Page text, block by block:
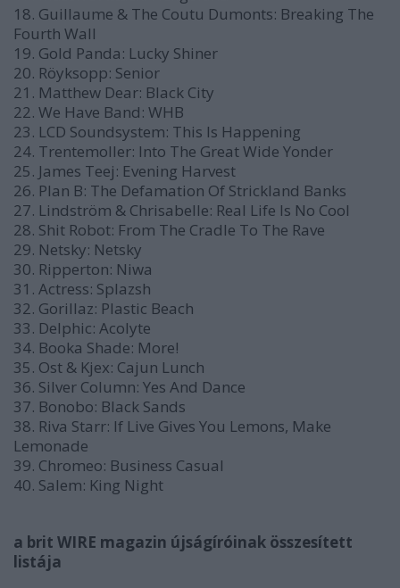
18. Guillaume & The Coutu Dumonts: Breaking The
Fourth Wall
19. Gold Panda: Lucky Shiner
20. Röyksopp: Senior
21. Matthew Dear: Black City
22. We Have Band: WHB
23. LCD Soundsystem: This Is Happening
24. Trentemoller: Into The Great Wide Yonder
25. James Teej: Evening Harvest
26. Plan B: The Defamation Of Strickland Banks
27. Lindström & Chrisabelle: Real Life Is No Cool
28. Shit Robot: From The Cradle To The Rave
29. Netsky: Netsky
30. Ripperton: Niwa
31. Actress: Splazsh
32. Gorillaz: Plastic Beach
33. Delphic: Acolyte
34. Booka Shade: More!
35. Ost & Kjex: Cajun Lunch
36. Silver Column: Yes And Dance
37. Bonobo: Black Sands
38. Riva Starr: If Live Gives You Lemons, Make
Lemonade
39. Chromeo: Business Casual
40. Salem: King Night
a brit WIRE magazin újságíróinak összesített
listája